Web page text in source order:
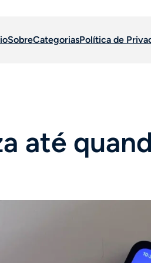
SobreCategoriasPolítica de
até